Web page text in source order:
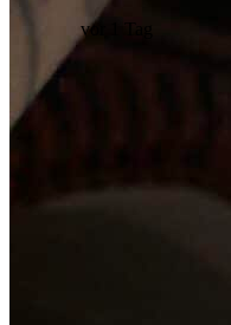
vor 1 Tag